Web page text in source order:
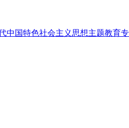
中国特色社会主义思想主题教育